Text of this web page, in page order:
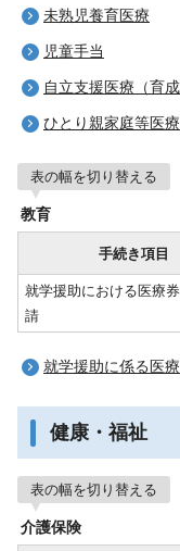
未熟児養育医療
児童手当
自立支援医療（育成
ひとり親家庭等医
表の幅を切り替える
教育
手続き項目
就学援助における医療
請
就学援助に係る医
健康・福祉
表の幅を切り替える
介護保険